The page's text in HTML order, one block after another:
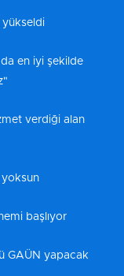
yükseldi
en iyi şekilde
verdiği alan
başlıyor
GAÜN yapacak